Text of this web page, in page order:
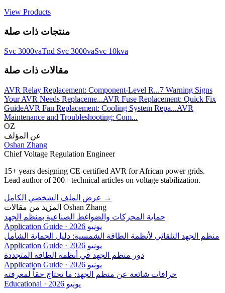
View Products
منتجات ذات صلة
Svc 3000vaTnd Svc 3000vaSvc 10kva
مقالات ذات صلة
AVR Relay Replacement: Component-Level R...7 Warning Signs
Your AVR Needs Replaceme...AVR Fuse Replacement: Quick Fix
GuideAVR Fan Replacement: Cooling System Repa...AVR
Maintenance and Troubleshooting: Com...
OZ
عن المؤلف
Oshan Zhang
Chief Voltage Regulation Engineer
15+ years designing CE-certified AVR for African power grids.
Lead author of 200+ technical articles on voltage stabilization.
عرض الملف الشخصي الكامل →
المزيد من مقالات Oshan Zhang
حماية المحركات والضواغط الصناعية بمنظم الجهد
Application Guide ·
يونيو 2026
منظم الجهد التلقائي لأنظمة الطاقة الشمسية: دليل الحماية الشامل
Application Guide ·
يونيو 2026
دور منظم الجهد في أنظمة الطاقة المتجددة
Application Guide ·
يونيو 2026
خرافات شائعة عن منظم الجهد: ما تحتاج حقاً لمعرفته
Educational · يونيو 2026